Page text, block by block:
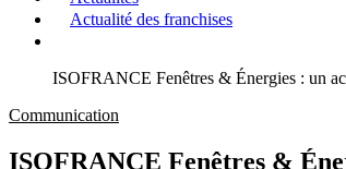
Actualité des franchises
ISOFRANCE Fenêtres & Énergies : un
Communication
ISOFRANCE Fenêtres &